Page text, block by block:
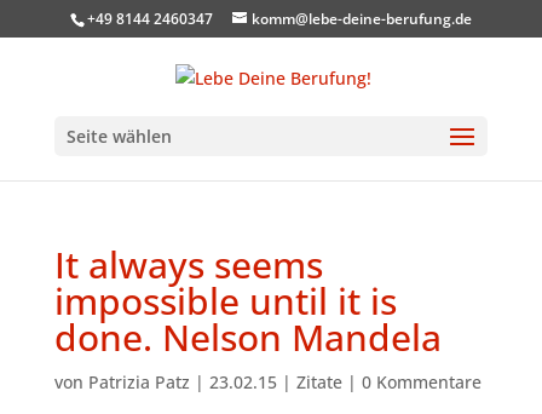
+49 8144 2460347 komm@lebe-deine-berufung.de
Seite wählen
It always seems
impossible until it is
done. Nelson Mandela
von Patrizia Patz | 23.02.15| Zitate| 0 Kommentare